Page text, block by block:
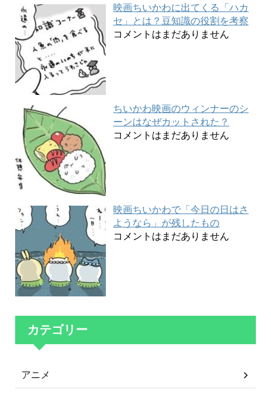
映画ちいかわに出てくる「ハカ
セ」とは？豆知識の役割を考察
コメントはまだありません
ちいかわ映画のウィンナーのシ
ーンはなぜカットされた？
コメントはまだありません
映画ちいかわで「今日の日はさ
ようなら」が残したもの
コメントはまだありません
カテゴリー
アニメ